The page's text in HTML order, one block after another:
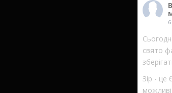
Сьогодні
свято
Зір - це